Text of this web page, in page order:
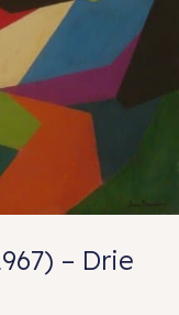
– Drie